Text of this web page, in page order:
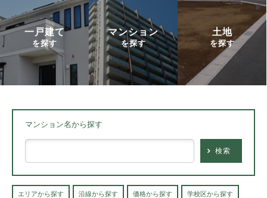
一戸建て
を探す
マンション
を探す
土地
を探す
マンション名から探す
検索
エリアから探す 沿線から探す 価格から探す 学校区から探す